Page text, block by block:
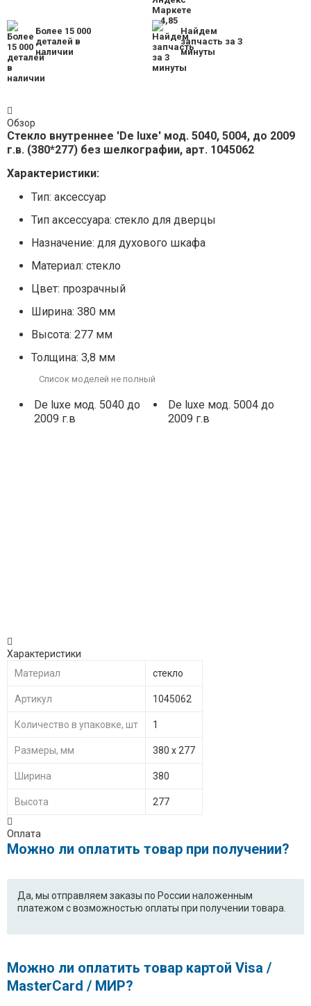
Более 15 000
деталей в
наличии
Найдем
запчасть за 3
минуты
Обзор
Стекло внутреннее 'De luxe' мод. 5040, 5004, до 2009
г.в. (380*277) без шелкографии, арт. 1045062
Характеристики:
Тип: аксессуар
Тип аксессуара: стекло для дверцы
Назначение: для духового шкафа
Материал: стекло
Цвет: прозрачный
Ширина: 380 мм
Высота: 277 мм
Толщина: 3,8 мм
Список моделей не полный
De luxe мод. 5040 до
2009 г.в
De luxe мод. 5004 до
2009 г.в
Характеристики
Материал
стекло
Артикул 1045062
Количество в упаковке, шт 1
Размеры, мм 380 x 277
Ширина 380
Высота 277
Оплата
Можно ли оплатить товар при получении?
Да, мы отправляем заказы по России наложенным
платежом с возможностью оплаты при получении товара.
Можно ли оплатить товар картой Visa /
MasterCard / МИР?